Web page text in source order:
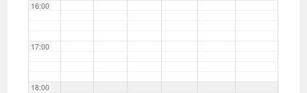
16:00
17:00
18:00